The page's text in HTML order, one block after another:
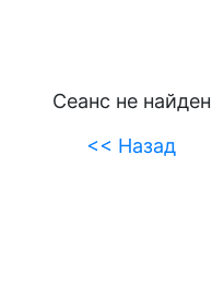
Сеанс не найден
<< Назад